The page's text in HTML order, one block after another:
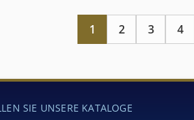
1 2 3 4
SIE UNSERE KATALOGE